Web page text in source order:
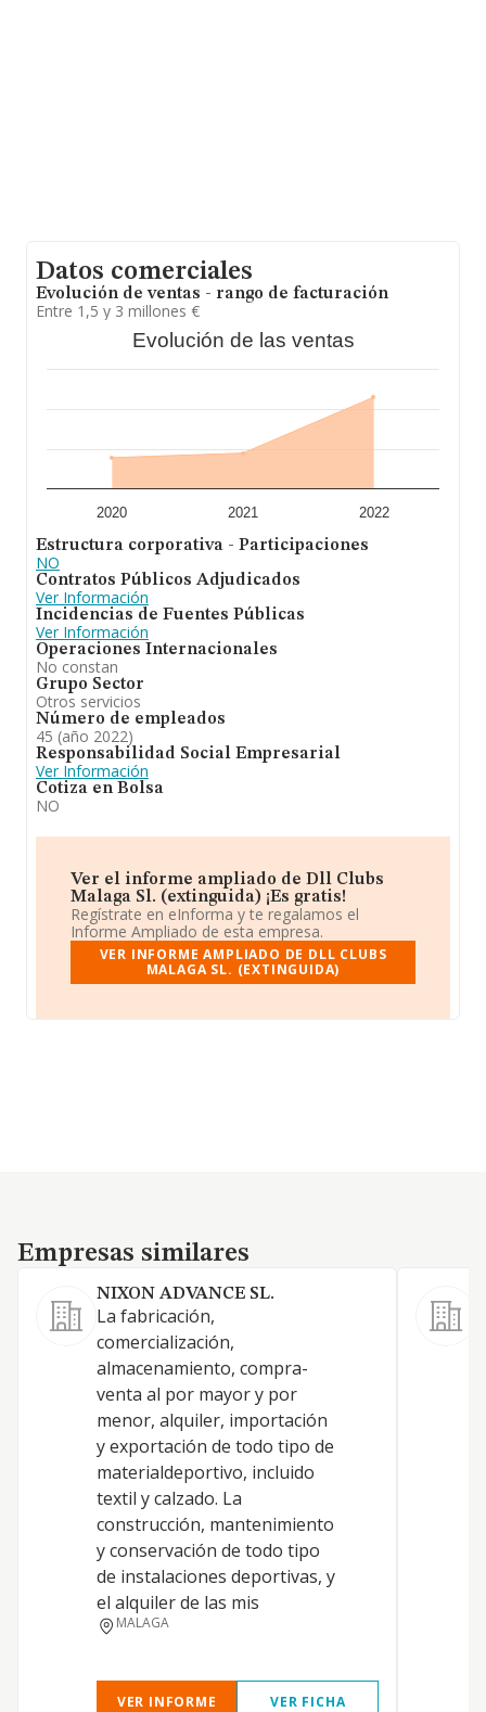
Datos comerciales
Evolución de ventas - rango de facturación
Entre 1,5 y 3 millones €
Evolución de las ventas
2020 2021 2022
Estructura corporativa - Participaciones
NO
Contratos Públicos Adjudicados
Ver Información
Incidencias de Fuentes Públicas
Ver Información
Operaciones Internacionales
No constan
Grupo Sector
Otros servicios
Número de empleados
45 (año 2022)
Responsabilidad Social Empresarial
Ver Información
Cotiza en Bolsa
NO
Ver el informe ampliado de Dll Clubs
Malaga Sl. (extinguida) ¡Es gratis!
Regístrate en eInforma y te regalamos el
Informe Ampliado de esta empresa.
VER INFORME AMPLIADO DE DLL CLUBS
MALAGA SL. (EXTINGUIDA)
Empresas similares
Empresas similares
NIXON ADVANCE SL.
La fabricación,
comercialización,
almacenamiento, compra-
venta al por mayor y por
menor, alquiler, importación
y exportación de todo tipo de
materialdeportivo, incluido
textil y calzado. La
construcción, mantenimiento
y conservación de todo tipo
de instalaciones deportivas, y
el alquiler de las mis
MALAGA
VER INFORME VER FICHA